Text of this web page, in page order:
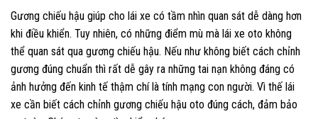
Gương chiếu hậu giúp cho lái xe có tầm nhìn quan sát dễ dàng hơn
khi điều khiển. Tuy nhiên, có những điểm mù mà lái xe oto không
thể quan sát qua gương chiếu hậu. Nếu như không biết cách chỉnh
gương đúng chuẩn thì rất dễ gây ra những tai nạn không đáng có
ảnh hưởng đến kinh tế thậm chí là tính mạng con người. Vì thế lái
xe cần biết cách chỉnh gương chiếu hậu oto đúng cách, đảm bảo